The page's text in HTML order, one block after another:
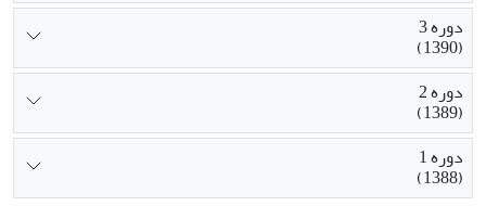
دوره 3
(1390)
دوره 2
(1389)
دوره 1
(1388)